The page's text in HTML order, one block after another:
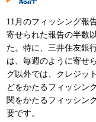
11月のフィッシング報
寄せられた報告の半数
た。特に、三井住友銀
は、毎週のように寄せ
グ以外では、クレジッ
どをかたるフィッシン
関をかたるフィッシン
要です。